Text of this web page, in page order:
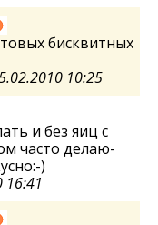
бисквитных
10:25
и без яиц с
часто делаю-
)
16:41